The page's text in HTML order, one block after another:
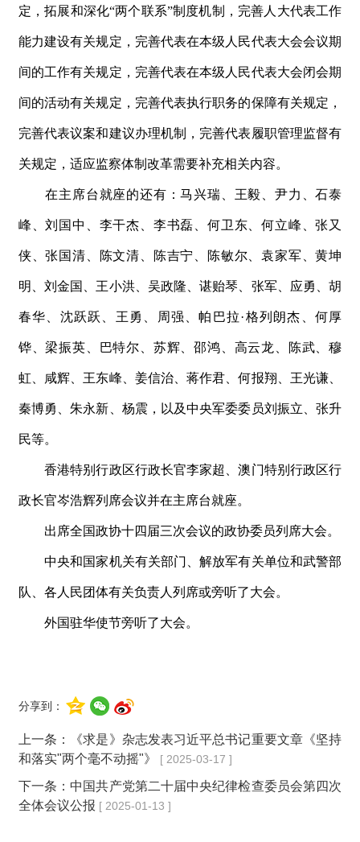
定，拓展和深化“两个联系”制度机制，完善人大代表工作
能力建设有关规定，完善代表在本级人民代表大会会议期
间的工作有关规定，完善代表在本级人民代表大会闭会期
间的活动有关规定，完善代表执行职务的保障有关规定，
完善代表议案和建议办理机制，完善代表履职管理监督有
关规定，适应监察体制改革需要补充相关内容。
在主席台就座的还有：马兴瑞、王毅、尹力、石泰
峰、刘国中、李干杰、李书磊、何卫东、何立峰、张又
侠、张国清、陈文清、陈吉宁、陈敏尔、袁家军、黄坤
明、刘金国、王小洪、吴政隆、谌贻琴、张军、应勇、胡
春华、沈跃跃、王勇、周强、帕巴拉·格列朗杰、何厚
铧、梁振英、巴特尔、苏辉、邵鸿、高云龙、陈武、穆
虹、咸辉、王东峰、姜信治、蒋作君、何报翔、王光谦、
秦博勇、朱永新、杨震，以及中央军委委员刘振立、张升
民等。
香港特别行政区行政长官李家超、澳门特别行政区行
政长官岑浩辉列席会议并在主席台就座。
出席全国政协十四届三次会议的政协委员列席大会。
中央和国家机关有关部门、解放军有关单位和武警部
队、各人民团体有关负责人列席或旁听了大会。
外国驻华使节旁听了大会。
分享到：
上一条：
《求是》杂志发表习近平总书记重要文章《坚持
和落实"两个毫不动摇"》
[ 2025-03-17 ]
下一条： 中国共产党第二十届中央纪律检查委员会第四次
全体会议公报 [ 2025-01-13 ]